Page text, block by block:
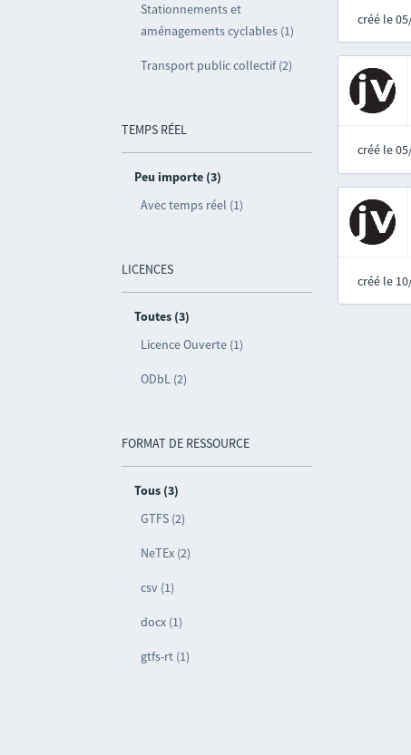
Stationnements et
aménagements cyclables (1)
Transport public collectif (2)
TEMPS RÉEL
Peu importe (3)
Avec temps réel (1)
LICENCES
Toutes (3)
Licence Ouverte (1)
ODbL (2)
FORMAT DE RESSOURCE
Tous (3)
GTFS (2)
NeTEx (2)
csv (1)
docx (1)
gtfs-rt (1)
créé le
créé le
créé le